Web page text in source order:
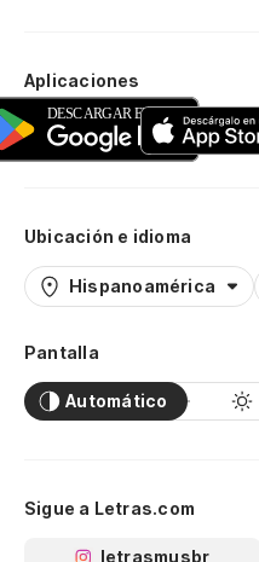
Aplicaciones
Ubicación e idioma
Hispanoamérica
Pantalla
Automático
Sigue a Letras.com
letrasmusbr